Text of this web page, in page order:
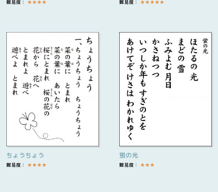
難易度： ★★★★ 難易度： ★★★★★
ちょうちょう
難易度： ★★★★
蛍の光
難易度： ★★★